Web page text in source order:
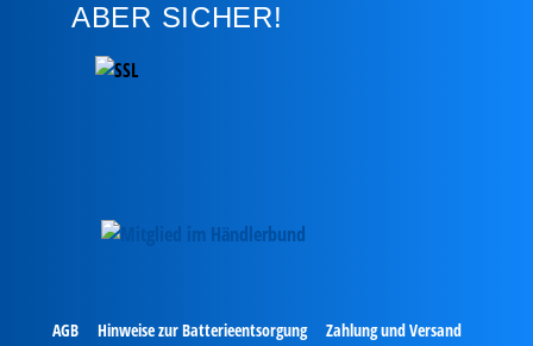
ABER SICHER!
AGB Hinweise zur Batterieentsorgung Zahlung und Versand